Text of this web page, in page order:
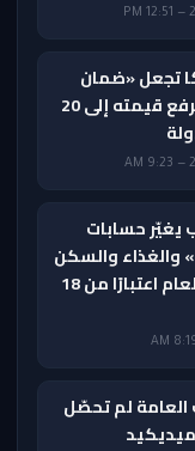
تجعل «ضمان
تأشيرة الزيارة» دائمًا وترفع قيمته إلى 20
يغيّر حسابات
والغذاء والسكن
قد تدخل تقييم العبء العام اعتبارًا من 18
لم تحصّل